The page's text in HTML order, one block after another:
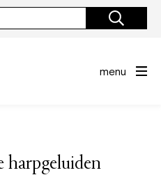
menu
harpgeluiden